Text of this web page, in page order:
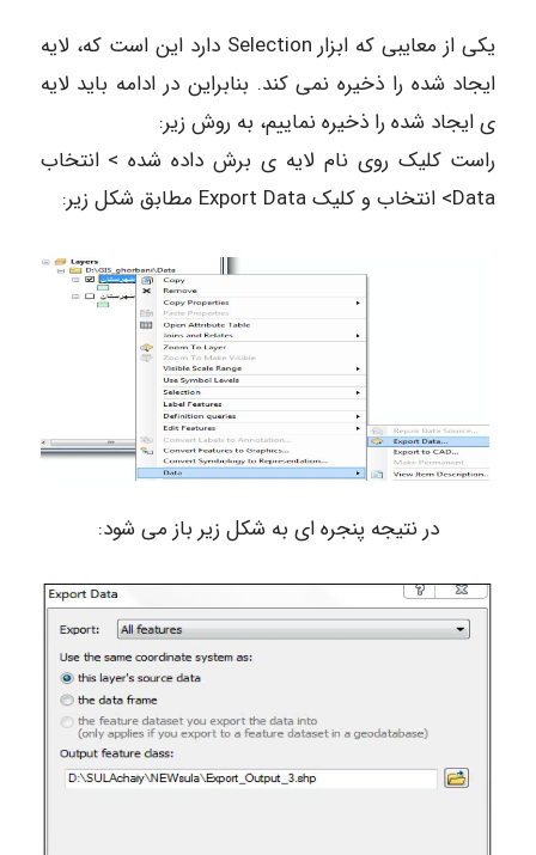
یکی از معایبی که ابزار Selection دارد این است که، لایه
ایجاد شده را ذخیره نمی کند. بنابراین در ادامه باید لایه
ی ایجاد شده را ذخیره نماییم، به روش زیر:
راست کلیک روی نام لایه ی برش داده شده > انتخاب
Data> انتخاب و کلیک Export Data مطابق شکل زیر:
در نتیجه پنجره ای به شکل زیر باز می شود: